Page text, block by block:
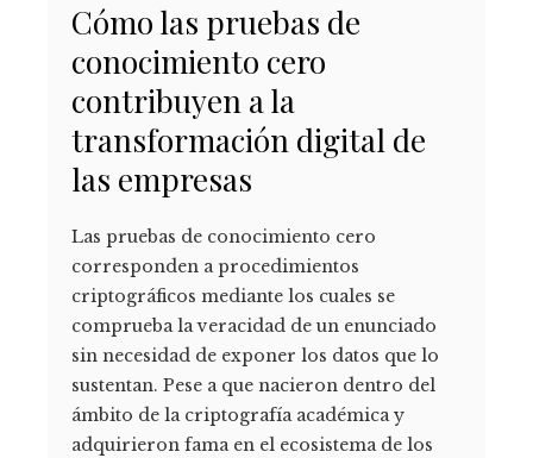
Cómo las pruebas de
conocimiento cero
contribuyen a la
transformación digital de
las empresas
Las pruebas de conocimiento cero
corresponden a procedimientos
criptográficos mediante los cuales se
comprueba la veracidad de un enunciado
sin necesidad de exponer los datos que lo
sustentan. Pese a que nacieron dentro del
ámbito de la criptografía académica y
adquirieron fama en el ecosistema de los